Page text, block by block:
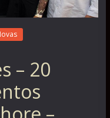
– 20